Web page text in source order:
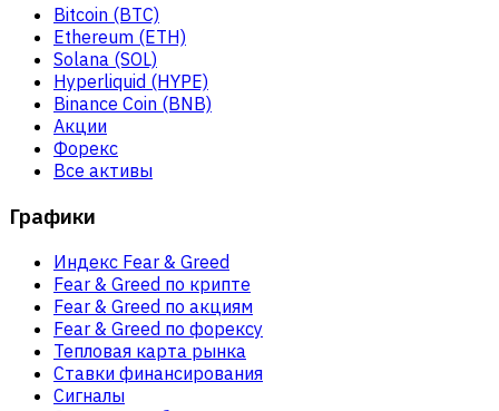
Bitcoin (BTC)
Ethereum (ETH)
Solana (SOL)
Hyperliquid (HYPE)
Binance Coin (BNB)
Акции
Форекс
Все активы
Графики
Индекс Fear & Greed
Fear & Greed по крипте
Fear & Greed по акциям
Fear & Greed по форексу
Тепловая карта рынка
Ставки финансирования
Сигналы